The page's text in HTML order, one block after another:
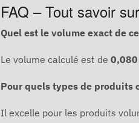
FAQ – Tout savoir
Quel est le volume exact de
Le volume calculé est de 0,080
Pour quels types de produits
Il excelle pour les produits